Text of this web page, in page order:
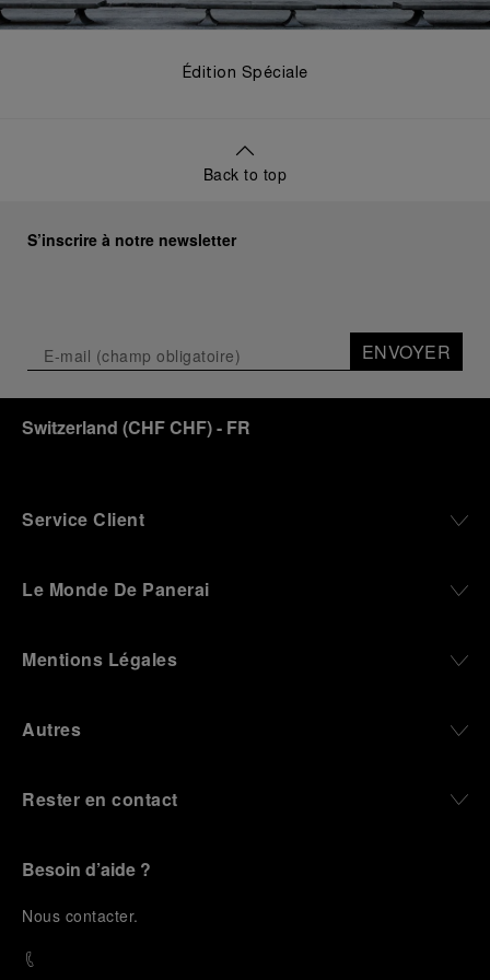
Édition Spéciale
Back to top
S’inscrire à notre newsletter
ENVOYER
Switzerland (CHF CHF)- FR
Service Client
Le Monde De Panerai
Mentions Légales
Autres
Rester en contact
Besoin d’aide ?
Nous contacter.